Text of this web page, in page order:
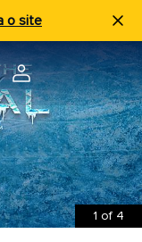
o site
1 of 4